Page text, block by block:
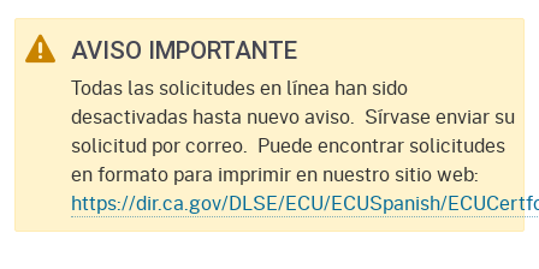
AVISO IMPORTANTE
Todas las solicitudes en línea han sido
desactivadas hasta nuevo aviso. Sírvase enviar su
solicitud por correo. Puede encontrar solicitudes
en formato para imprimir en nuestro sitio web:
https://dir.ca.gov/DLSE/ECU/ECUSpanish/